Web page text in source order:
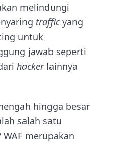
melindungi
trafficyang
untuk
jawab seperti
hackerlainnya
hingga besar
salah satu
merupakan